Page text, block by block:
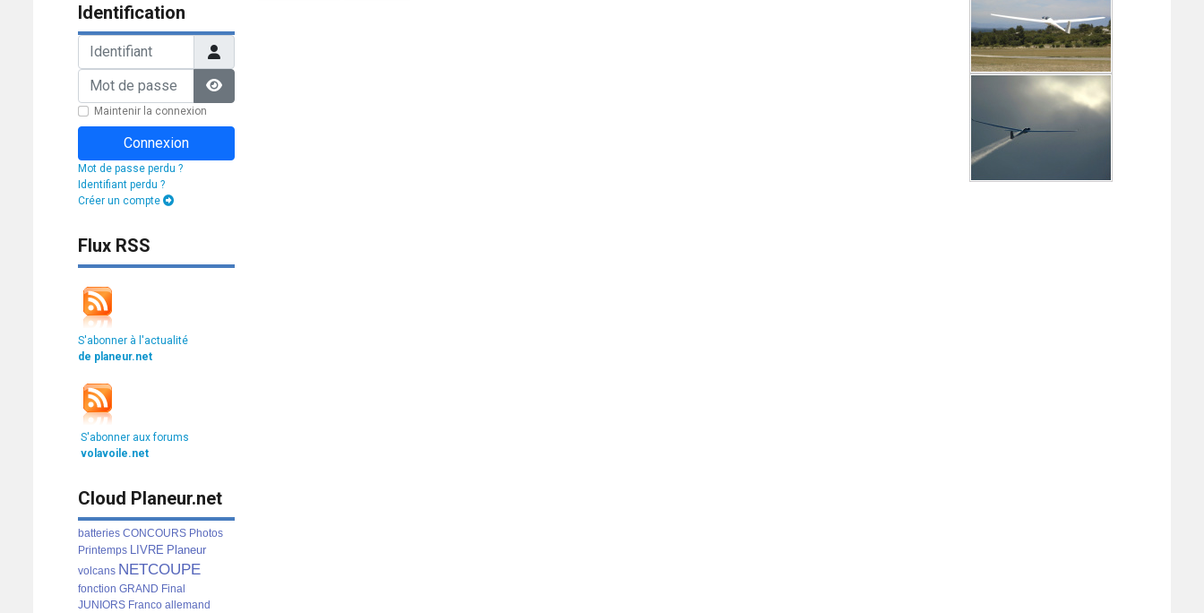
Identification
Identifiant
Mot de passe
Afficher le mot de passe
Maintenir la connexion
Connexion
Mot de passe perdu ?
Identifiant perdu ?
Créer un compte
Flux RSS
S'abonner à l'actualité
de planeur.net
S'abonner aux forums
volavoile.net
Cloud Planeur.net
batteries CONCOURS Photos
Printemps LIVRE Planeur
volcans NETCOUPE
fonction GRAND Final
JUNIORS Franco allemand